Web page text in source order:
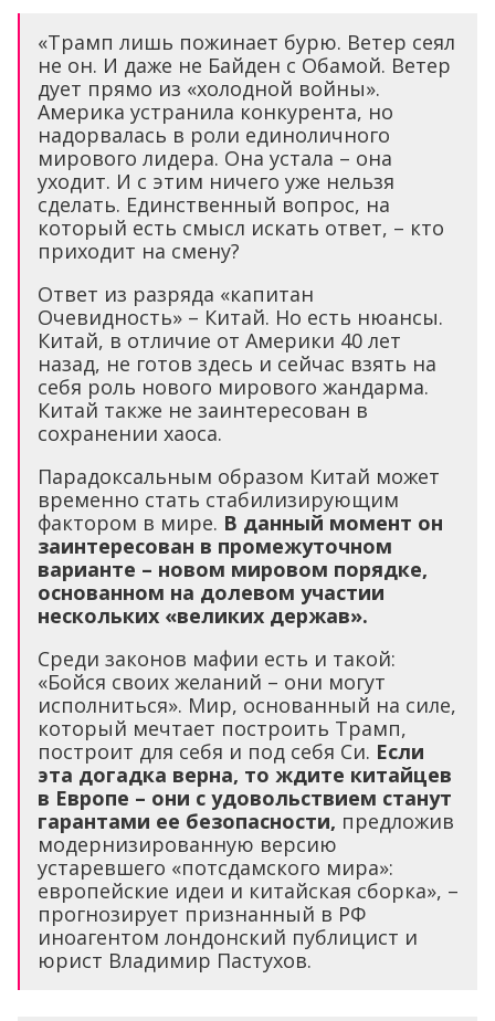
«Трамп лишь пожинает бурю. Ветер сеял
не он. И даже не Байден с Обамой. Ветер
дует прямо из «холодной войны».
Америка устранила конкурента, но
надорвалась в роли единоличного
мирового лидера. Она устала – она
уходит. И с этим ничего уже нельзя
сделать. Единственный вопрос, на
который есть смысл искать ответ, – кто
приходит на смену?
Ответ из разряда «капитан
Очевидность» – Китай. Но есть нюансы.
Китай, в отличие от Америки 40 лет
назад, не готов здесь и сейчас взять на
себя роль нового мирового жандарма.
Китай также не заинтересован в
сохранении хаоса.
Парадоксальным образом Китай может
временно стать стабилизирующим
фактором в мире. В данный момент он
заинтересован в промежуточном
варианте – новом мировом порядке,
основанном на долевом участии
нескольких «великих держав».
Среди законов мафии есть и такой:
«Бойся своих желаний – они могут
исполниться». Мир, основанный на силе,
который мечтает построить Трамп,
построит для себя и под себя Си. Если
эта догадка верна, то ждите китайцев
в Европе – они с удовольствием станут
гарантами ее безопасности, предложив
модернизированную версию
устаревшего «потсдамского мира»:
европейские идеи и китайская сборка», –
прогнозирует признанный в РФ
иноагентом лондонский публицист и
юрист Владимир Пастухов.